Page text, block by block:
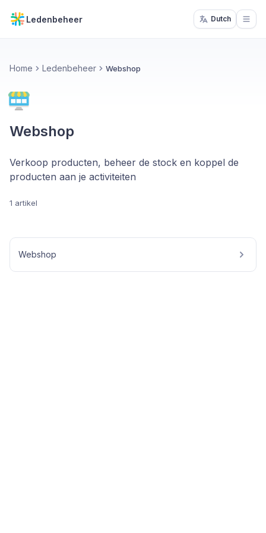
Ledenbeheer Dutch
Home Ledenbeheer Webshop
Webshop
Verkoop producten, beheer de stock en koppel de
producten aan je activiteiten
1 artikel
Webshop